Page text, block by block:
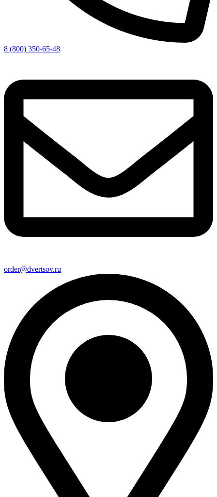
8 (800) 350-65-48
order@dvertsov.ru